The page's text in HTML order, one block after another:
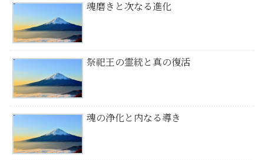
魂磨きと次なる進化
祭祀王の霊統と真の復活
魂の浄化と内なる導き